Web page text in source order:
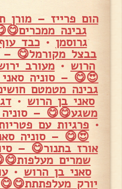
הום פרייז – מורן
גבינה
גרוסמן •כבד
בבצל מקורמל😋 –
הרוש • מעורב
😍😋 – סוניה
גבינה מטמטם
סאני בן הרוש •
משגע😋😋 –
• פרגיות עם
😍😋 – סוניה
אורז בתנור😋 –
שמרים
סאני בן הרוש •
יורק